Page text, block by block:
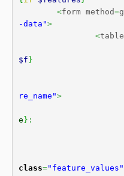
<form method=
-data">
<
$f }
re_name">
e } :
class="feature_values"